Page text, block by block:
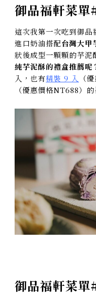
御品福軒菜
這次我第一次吃到御品
進口奶油搭配台灣大甲
狀後成型一顆顆的芋泥
純芋泥酥的禮盒推薦呢
入，也有精裝 9 入 （
（優惠價格NT688）
御品福軒菜